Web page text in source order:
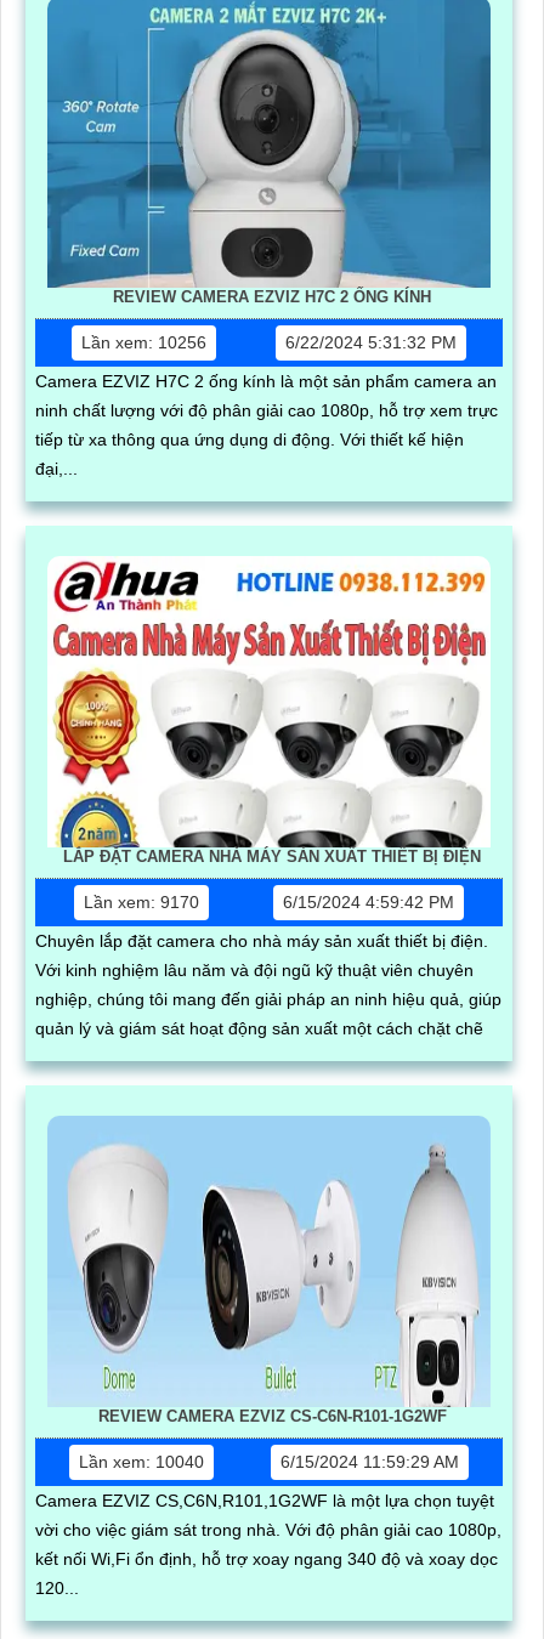
REVIEW CAMERA EZVIZ H7C 2 ỐNG KÍNH
Lần xem: 10256
6/22/2024 5:31:32 PM
Camera EZVIZ H7C 2 ống kính là một sản phẩm camera an
ninh chất lượng với độ phân giải cao 1080p, hỗ trợ xem trực
tiếp từ xa thông qua ứng dụng di động. Với thiết kế hiện
đại,...
LẮP ĐẶT CAMERA NHÀ MÁY SẢN XUẤT THIẾT BỊ ĐIỆN
Lần xem: 9170
6/15/2024 4:59:42 PM
Chuyên lắp đặt camera cho nhà máy sản xuất thiết bị điện.
Với kinh nghiệm lâu năm và đội ngũ kỹ thuật viên chuyên
nghiệp, chúng tôi mang đến giải pháp an ninh hiệu quả, giúp
quản lý và giám sát hoạt động sản xuất một cách chặt chẽ
REVIEW CAMERA EZVIZ CS-C6N-R101-1G2WF
Lần xem: 10040
6/15/2024 11:59:29 AM
Camera EZVIZ CS,C6N,R101,1G2WF là một lựa chọn tuyệt
vời cho việc giám sát trong nhà. Với độ phân giải cao 1080p,
kết nối Wi,Fi ổn định, hỗ trợ xoay ngang 340 độ và xoay dọc
120...